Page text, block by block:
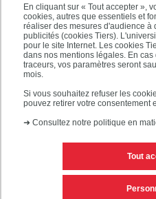
En cliquant sur « Tout accepter »,
cookies, autres que essentiels et
réaliser des mesures d'audience à
publicités (cookies Tiers).
pour le site Internet. Les cookies
dans nos mentions légales. En
traceurs, vos paramètres seront
mois.
Si vous souhaitez refuser les
pouvez retirer votre consentement
➜ Consultez notre politique en
Tout
Mentions